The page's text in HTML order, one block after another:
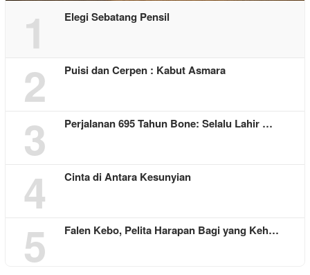
1 Elegi Sebatang Pensil
2 Puisi dan Cerpen : Kabut Asmara
3 Perjalanan 695 Tahun Bone: Selalu Lahir …
4 Cinta di Antara Kesunyian
5 Falen Kebo, Pelita Harapan Bagi yang Keh…